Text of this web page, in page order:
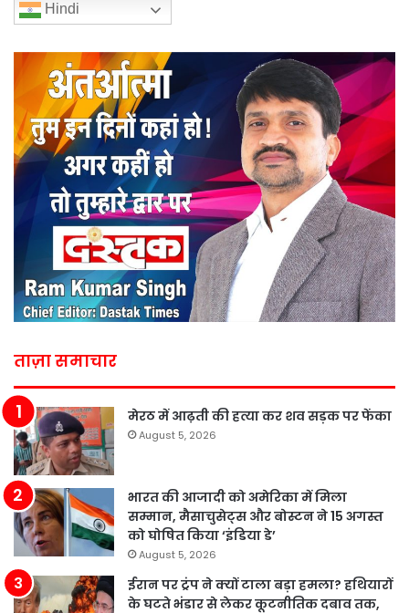
Hindi
ताज़ा समाचार
मेरठ में आढ़ती की हत्या कर शव सड़क पर फेंका
August 5, 2026
भारत की आजादी को अमेरिका में मिला
सम्मान, मैसाचुसेट्स और बोस्टन ने 15 अगस्त
को घोषित किया ‘इंडिया डे’
August 5, 2026
ईरान पर ट्रंप ने क्यों टाला बड़ा हमला? हथियारों
के घटते भंडार से लेकर कूटनीतिक दबाव तक,